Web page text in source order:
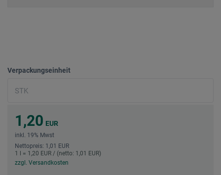
Verpackungseinheit
1,20 EUR
inkl. 19% Mwst
Nettopreis: 1,01 EUR
1 l = 1,20 EUR / (netto: 1,01 EUR)
zzgl. Versandkosten